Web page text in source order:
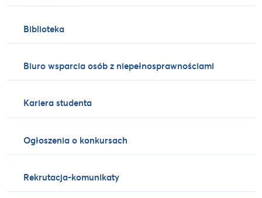
Biblioteka
Biuro wsparcia osób z niepełnosprawnościami
Kariera studenta
Ogłoszenia o konkursach
Rekrutacja-komunikaty